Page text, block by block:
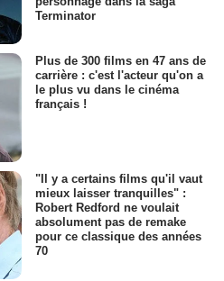
Terminator
Plus de 300 films en 47 ans de
carrière : c'est l'acteur qu'on a
le plus vu dans le cinéma
français !
"Il y a certains films qu'il vaut
mieux laisser tranquilles" :
Robert Redford ne voulait
absolument pas de remake
pour ce classique des années
70